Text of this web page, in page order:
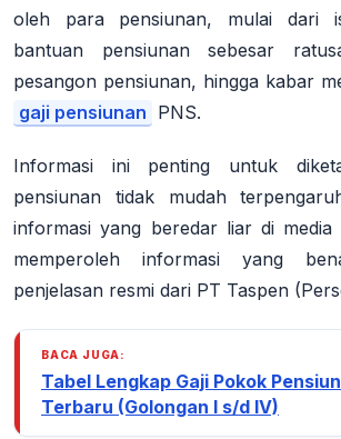
oleh para pensiunan, mulai dari
bantuan pensiunan sebesar
pesangon pensiunan, hingga kabar
gaji pensiunan PNS.
Informasi ini penting untuk
pensiunan tidak mudah
informasi yang beredar liar di media
memperoleh informasi yang
penjelasan resmi dari PT Taspen
BACA JUGA:
Tabel Lengkap Gaji Pokok
Terbaru (Golongan I s/d IV)